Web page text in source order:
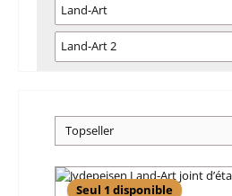
Land-Art
Land-Art 2
Seul 1 disponible